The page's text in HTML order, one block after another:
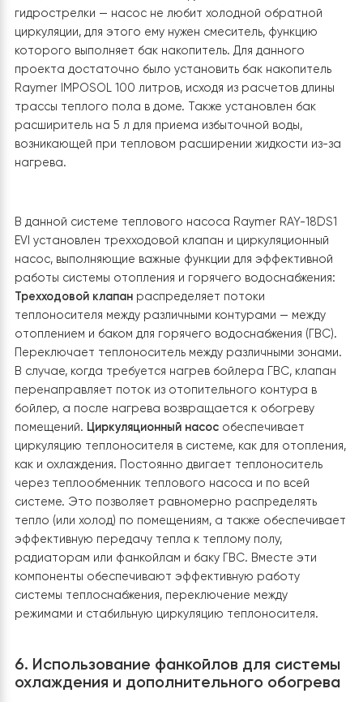
компонентов системы
Система отопления требует установки
емкостей для поддержания стабильной температуры
теплоносителя в системе. Для корректной работы
теплового насоса в режиме отопления, охлаждения
рекомендовано установить бак накопитель,
которому будет много плюсов: функция оттаивания —
запас горячей воды, дополнительная экономия
электроэнергии в межсезонье, осадок из системы
баке, а не в теплообменнике, функция большой
гидрострелки — насос не любит холодной обратной
циркуляции, для этого ему нужен смеситель, функцию
которого выполняет бак накопитель. Для данного
проекта достаточно было установить бак
Raymer IMPOSOL 100 литров, исходя из расчетов
трассы теплого пола в доме. Также установлен бак
расширитель на 5 л для приема избыточной воды,
возникающей при тепловом расширении жидкости
В данной системе теплового насоса Raymer RAY-
EVI установлен трехходовой клапан и